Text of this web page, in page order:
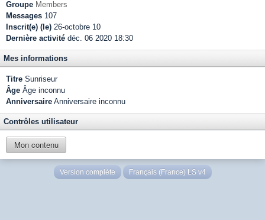
Groupe Members
Messages 107
Inscrit(e) (le) 26-octobre 10
Dernière activité déc. 06 2020 18:30
Mes informations
Titre Sunriseur
Âge Âge inconnu
Anniversaire Anniversaire inconnu
Contrôles utilisateur
Mon contenu
Version complète Français (France) LS v4